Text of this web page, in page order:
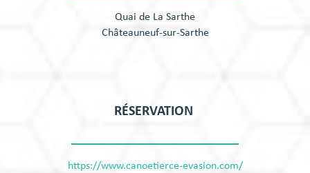
Quai de La Sarthe
Châteauneuf-sur-Sarthe
RÉSERVATION
https://www.canoetierce-evasion.com/